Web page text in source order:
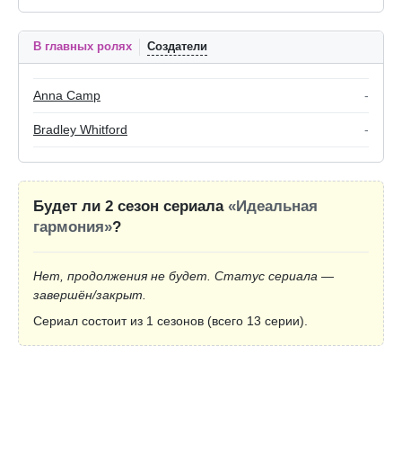
В главных ролях Создатели
Anna Camp -
Bradley Whitford -
Будет ли 2 сезон сериала «Идеальная
гармония»?
Нет, продолжения не будет. Статус сериала —
завершён/закрыт.
Сериал состоит из 1 сезонов (всего 13 серии).